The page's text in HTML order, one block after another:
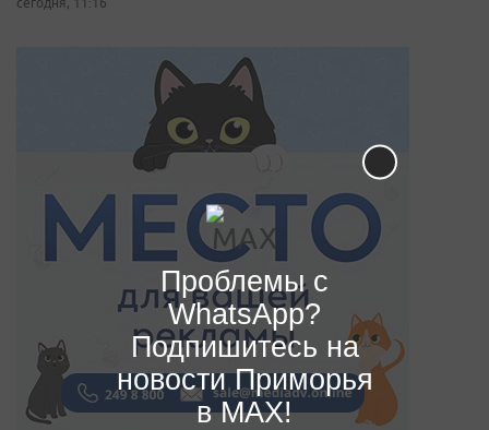
сегодня, 11:16
Проблемы с
WhatsApp?
Подпишитесь на
новости Приморья
в MAX!